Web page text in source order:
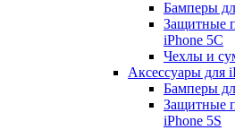
Бамперы
Защитные
iPhone 5C
Чехлы и
Аксессуары для
Бамперы
Защитные
iPhone 5S